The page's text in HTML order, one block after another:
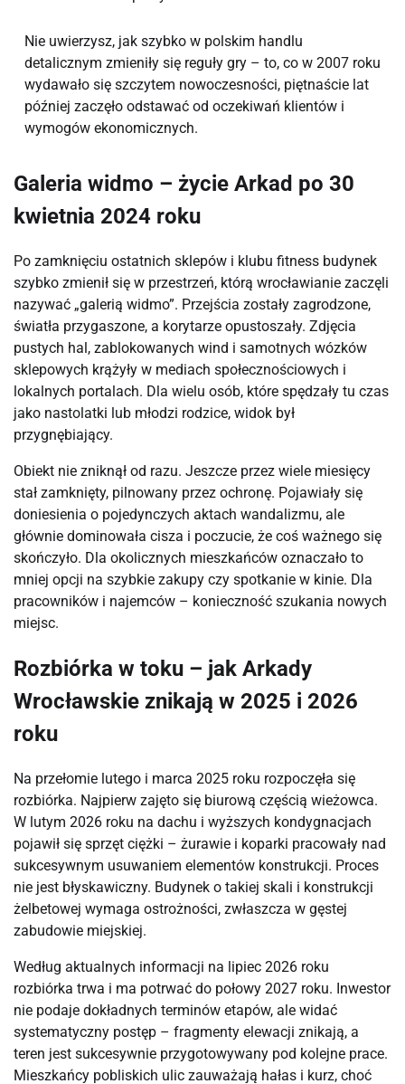
Nie uwierzysz, jak szybko w polskim handlu
detalicznym zmieniły się reguły gry – to, co w 2007 roku
wydawało się szczytem nowoczesności, piętnaście lat
później zaczęło odstawać od oczekiwań klientów i
wymogów ekonomicznych.
Galeria widmo – życie Arkad po 30
kwietnia 2024 roku
Po zamknięciu ostatnich sklepów i klubu fitness budynek
szybko zmienił się w przestrzeń, którą wrocławianie zaczęli
nazywać „galerią widmo”. Przejścia zostały zagrodzone,
światła przygaszone, a korytarze opustoszały. Zdjęcia
pustych hal, zablokowanych wind i samotnych wózków
sklepowych krążyły w mediach społecznościowych i
lokalnych portalach. Dla wielu osób, które spędzały tu czas
jako nastolatki lub młodzi rodzice, widok był
przygnębiający.
Obiekt nie zniknął od razu. Jeszcze przez wiele miesięcy
stał zamknięty, pilnowany przez ochronę. Pojawiały się
doniesienia o pojedynczych aktach wandalizmu, ale
głównie dominowała cisza i poczucie, że coś ważnego się
skończyło. Dla okolicznych mieszkańców oznaczało to
mniej opcji na szybkie zakupy czy spotkanie w kinie. Dla
pracowników i najemców – konieczność szukania nowych
miejsc.
Rozbiórka w toku – jak Arkady
Wrocławskie znikają w 2025 i 2026
roku
Na przełomie lutego i marca 2025 roku rozpoczęła się
rozbiórka. Najpierw zajęto się biurową częścią wieżowca.
W lutym 2026 roku na dachu i wyższych kondygnacjach
pojawił się sprzęt ciężki – żurawie i koparki pracowały nad
sukcesywnym usuwaniem elementów konstrukcji. Proces
nie jest błyskawiczny. Budynek o takiej skali i konstrukcji
żelbetowej wymaga ostrożności, zwłaszcza w gęstej
zabudowie miejskiej.
Według aktualnych informacji na lipiec 2026 roku
rozbiórka trwa i ma potrwać do połowy 2027 roku. Inwestor
nie podaje dokładnych terminów etapów, ale widać
systematyczny postęp – fragmenty elewacji znikają, a
teren jest sukcesywnie przygotowywany pod kolejne prace.
Mieszkańcy pobliskich ulic zauważają hałas i kurz, choć